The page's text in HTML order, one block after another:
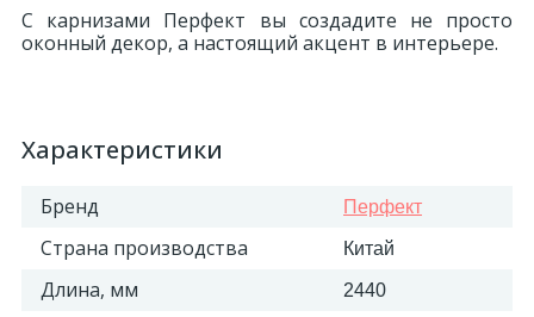
С карнизами Перфект вы создадите не просто
оконный декор, а настоящий акцент в интерьере.
Характеристики
Бренд Перфект
Страна производства Китай
Длина, мм 2440